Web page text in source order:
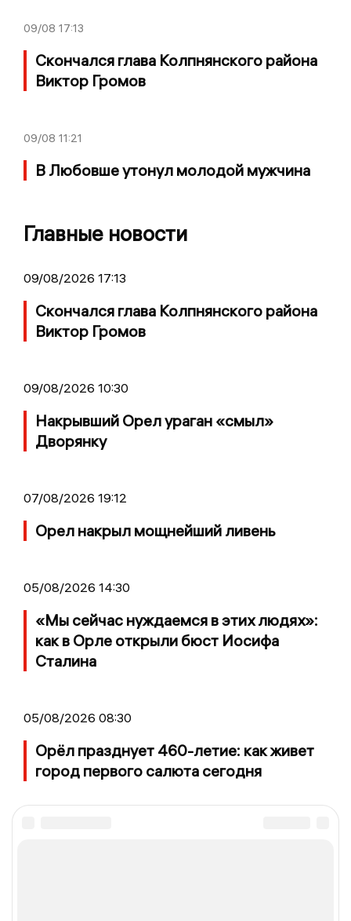
09/08 17:13
Скончался глава Колпнянского района
Виктор Громов
09/08 11:21
В Любовше утонул молодой мужчина
Главные новости
09/08/2026 17:13
Скончался глава Колпнянского района
Виктор Громов
09/08/2026 10:30
Накрывший Орел ураган «смыл»
Дворянку
07/08/2026 19:12
Орел накрыл мощнейший ливень
05/08/2026 14:30
«Мы сейчас нуждаемся в этих людях»:
как в Орле открыли бюст Иосифа
Сталина
05/08/2026 08:30
Орёл празднует 460-летие: как живет
город первого салюта сегодня